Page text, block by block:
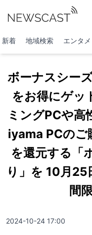
新着 地域検索 エンタメ
ボーナスシー
をお得にゲッ
ミングPCや高
iyama PCのご
を還元する「
り」を 10月25
間
2024-10-24 17:00